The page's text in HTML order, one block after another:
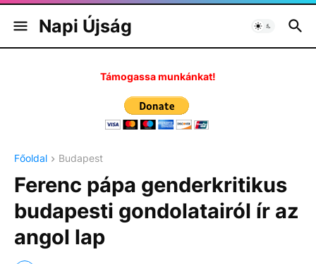
Napi Újság
Támogassa munkánkat!
Főoldal Budapest
Ferenc pápa genderkritikus
budapesti gondolatairól ír az
angol lap